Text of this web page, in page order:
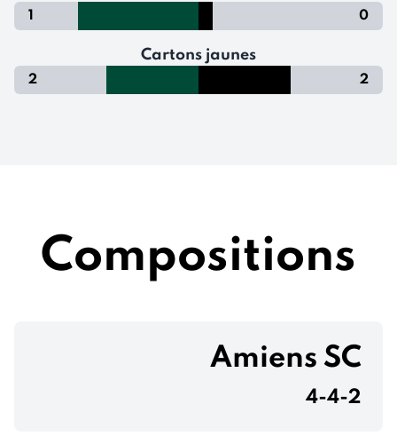
1 0
Cartons jaunes
2 2
Compositions
Amiens SC
4-4-2